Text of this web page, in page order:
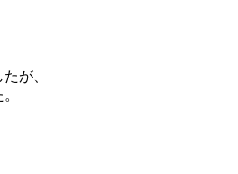
が、